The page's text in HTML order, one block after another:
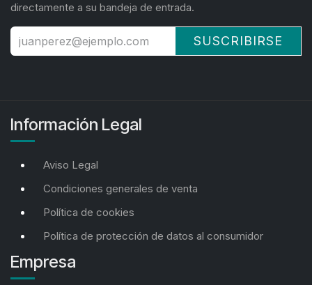
directamente a su bandeja de entrada.
SUSCRIBIRSE
Información Legal
Aviso Legal
Condiciones generales de venta
Política de cookies
Política de protección de datos al consumidor
Empresa